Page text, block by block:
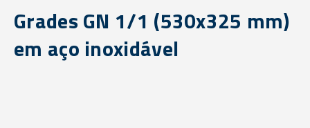
Grades GN 1/1 (530x325 mm)
em aço inoxidável